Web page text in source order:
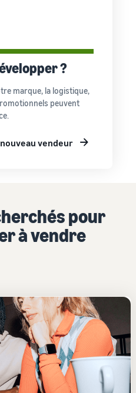
?
marque, la logistique,
peuvent
vendeur
pour
à vendre